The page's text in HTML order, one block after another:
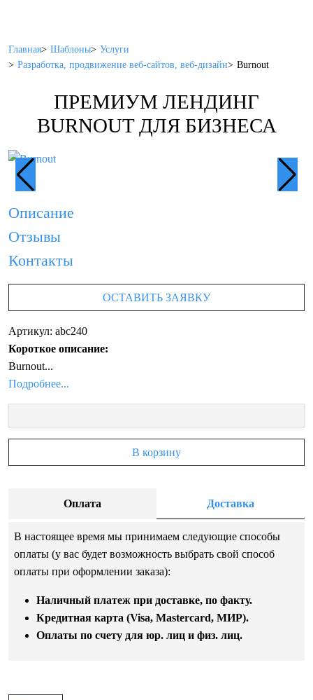
Главная Шаблоны
Услуги
Разработка, продвижение веб-сайтов, веб-дизайн
Burnout
ПРЕМИУМ ЛЕНДИНГ
BURNOUT ДЛЯ БИЗНЕСА
Описание
Отзывы
Контакты
ОСТАВИТЬ ЗАЯВКУ
Артикул: abc240
Короткое описание:
Burnout...
Подробнее...
В корзину
Оплата Доставка
В настоящее время мы принимаем следующие способы
оплаты (у вас будет возможность выбрать свой способ
оплаты при оформлении заказа):
Наличный платеж при доставке, по факту.
Кредитная карта (Visa, Mastercard, МИР).
Оплаты по счету для юр. лиц и физ. лиц.